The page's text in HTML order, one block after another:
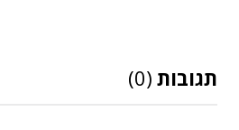
תגובות (0)